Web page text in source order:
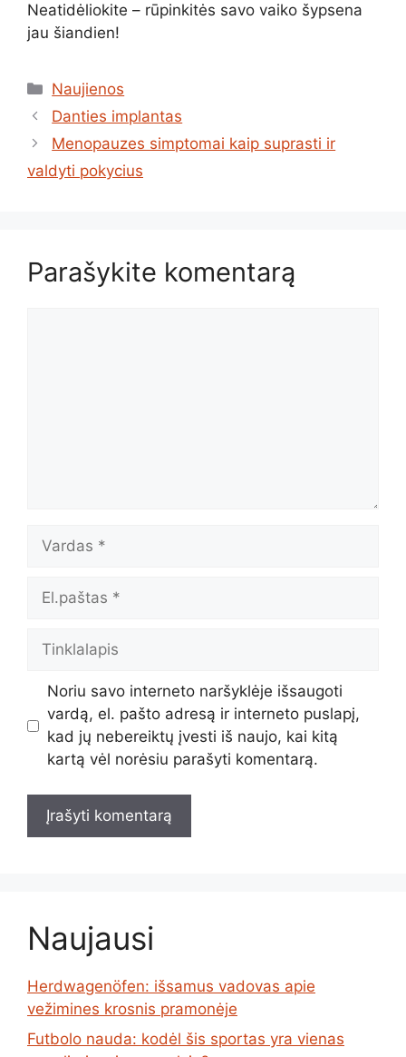
Neatidėliokite – rūpinkitės savo vaiko šypsena
jau šiandien!
Kategorijos
Naujienos
Danties implantas
Menopauzes simptomai kaip suprasti ir
valdyti pokycius
Parašykite komentarą
Vardas
El.paštas
Tinklalapis
Noriu savo interneto naršyklėje išsaugoti
vardą, el. pašto adresą ir interneto puslapį,
kad jų nebereiktų įvesti iš naujo, kai kitą
kartą vėl norėsiu parašyti komentarą.
Naujausi
Herdwagenöfen: išsamus vadovas apie
vežimines krosnis pramonėje
Futbolo nauda: kodėl šis sportas yra vienas